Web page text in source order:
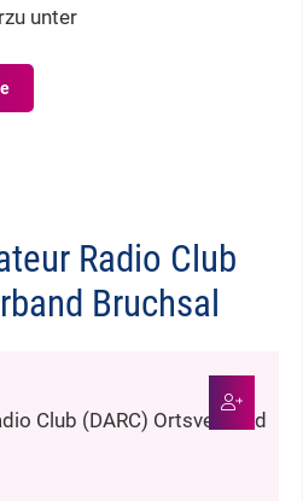
unter
Radio Club
Bruchsal
Club (DARC) Ortsverband